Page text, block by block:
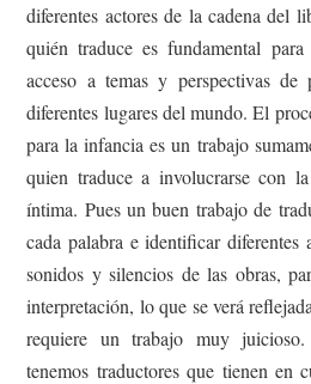
diferentes actores de la cadena del
quién traduce es fundamental
acceso a temas y perspectivas de
diferentes lugares del mundo. El
para la infancia es un trabajo
quien traduce a involucrarse con
íntima. Pues un buen trabajo de
cada palabra e identificar diferentes
sonidos y silencios de las obras,
interpretación, lo que se verá
requiere un trabajo muy
tenemos traductores que tienen en